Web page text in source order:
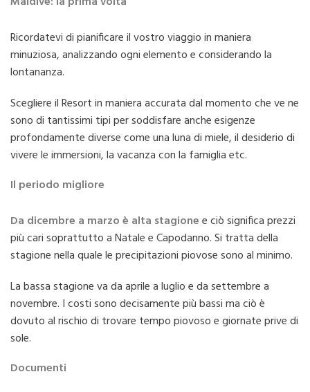
Ricordatevi di pianificare il vostro viaggio in maniera
minuziosa, analizzando ogni elemento e considerando la
lontananza.
Scegliere il Resort in maniera accurata dal momento che ve ne
sono di tantissimi tipi per soddisfare anche esigenze
profondamente diverse come una luna di miele, il desiderio di
vivere le immersioni, la vacanza con la famiglia etc.
Il periodo migliore
Da dicembre a marzo è alta stagionee ciò significa prezzi
più cari soprattutto a Natale e Capodanno. Si tratta della
stagione nella quale le precipitazioni piovose sono al minimo.
La bassa stagione va da aprile a luglio e da settembre a
novembre. I costi sono decisamente più bassi ma ciò è
dovuto al rischio di trovare tempo piovoso e giornate prive di
sole.
Documenti